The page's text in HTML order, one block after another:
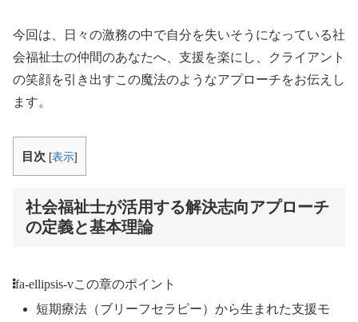
今回は、日々の激務の中で自分を失いそうになっている社
会福祉士の仲間のあなたへ、支援を楽にし、クライアント
の笑顔を引き出すこの魔法のようなアプローチをお伝えし
ます。
目次 [表示]
社会福祉士が活用する解決志向アプローチ
の定義と基本理論
fa-ellipsis-vこの章のポイント
短期療法（ブリーフセラピー）から生まれた支援モ